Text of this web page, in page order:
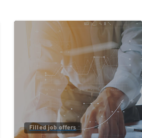
Filled job offers